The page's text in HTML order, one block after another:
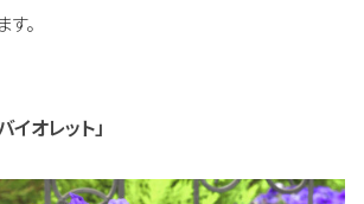
。
イオレット」